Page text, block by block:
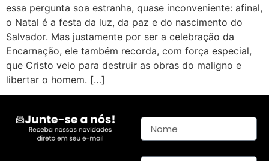
essa pergunta soa estranha, quase inconveniente: afinal,
o Natal é a festa da luz, da paz e do nascimento do
Salvador. Mas justamente por ser a celebração da
Encarnação, ele também recorda, com força especial,
que Cristo veio para destruir as obras do maligno e
libertar o homem. […]